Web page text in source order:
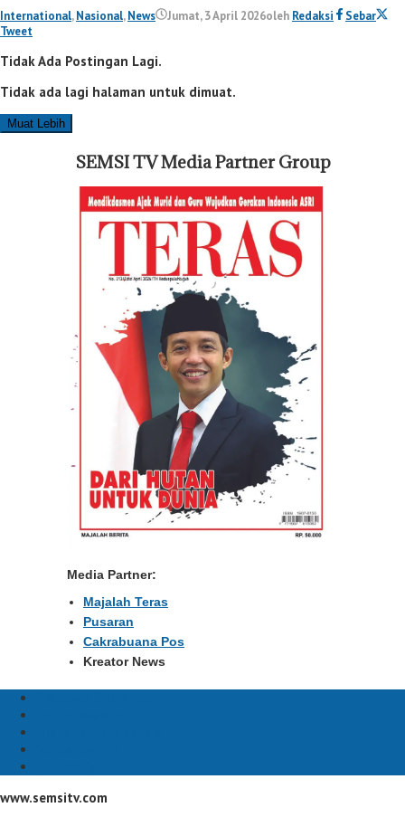
International,Nasional,News Jumat, 3 April 2026oleh Redaksi
Sebar
Tweet
Tidak Ada Postingan Lagi.
Tidak ada lagi halaman untuk dimuat.
Muat Lebih
SEMSI TV Media Partner Group
Media Partner:
Majalah Teras
Pusaran
Cakrabuana Pos
Kreator News
www.semsitv.com